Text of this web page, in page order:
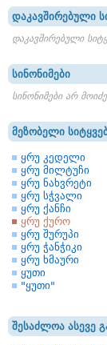
დაკავშირებული
დაკავშირებული
სინონიმები
სინონიმები არ
მეზობელი
ყრუ კედელი
ყრუ მილტუჩი
ყრუ ნახვრეტი
ყრუ სჭვალი
ყრუ ქანჩი
ყრუ ქურო
ყრუ შურუპი
ყრუ ჭანჭიკი
ყრუ ხმაური
ყუთი
"ყუთი"
შესაძლოა ასევე